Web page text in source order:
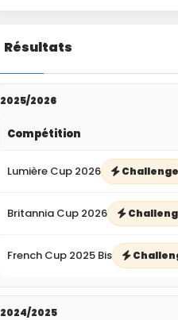
Résultats
2025/2026
Compétition
Lumière Cup 2026
Britannia Cup 2026
French Cup 2025 Bis
2024/2025